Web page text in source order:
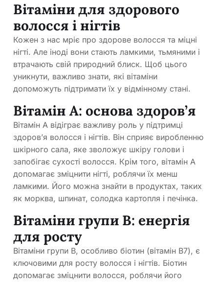
Вітаміни для здорового
волосся і нігтів
Кожен з нас мріє про здорове волосся та міцні
нігті. Але іноді вони стають ламкими, тьмяними і
втрачають свій природний блиск. Щоб цього
уникнути, важливо знати, які вітаміни
допоможуть підтримати їх у відмінному стані.
Вітамін А: основа здоров’я
Вітамін А відіграє важливу роль у підтримці
здоров’я волосся і нігтів. Він сприяє виробленню
шкірного сала, яке зволожує шкіру голови і
запобігає сухості волосся. Крім того, вітамін А
допомагає зміцнити нігті, роблячи їх менш
ламкими. Його можна знайти в продуктах, таких
як морква, шпинат, солодка картопля і печінка.
Вітаміни групи B: енергія
для росту
Вітаміни групи B, особливо біотин (вітамін B7), є
ключовими для росту волосся і нігтів. Біотин
допомагає зміцнити волосся, роблячи його